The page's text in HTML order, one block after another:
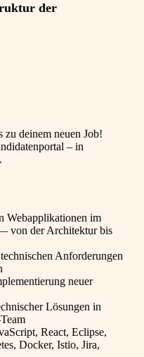
der
deinem neuen Job!
– in
Webapplikationen im
von der Architektur bis
Anforderungen
neuer
Lösungen in
React, Eclipse,
Docker, Istio, Jira,